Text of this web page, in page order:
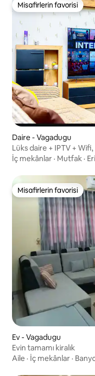
Misafirlerin favorisi
Misafirlerin favorisi
Daire - Vagadugu
Lüks daire + IPTV +
İç mekânlar · Mutfak ·
Misafirlerin favorisi
Misafirlerin favorisi
Ev - Vagadugu
Evin tamamı kiralık
Aile · İç mekânlar ·